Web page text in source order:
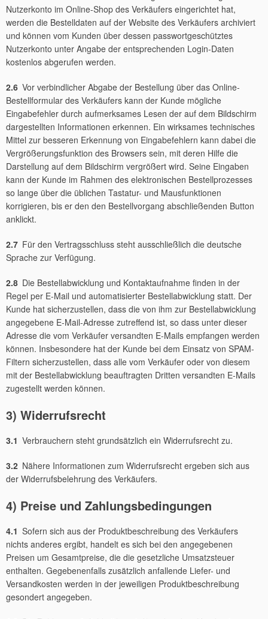
Nutzerkonto im Online-Shop des Verkäufers eingerichtet hat,
werden die Bestelldaten auf der Website des Verkäufers archiviert
und können vom Kunden über dessen passwortgeschütztes
Nutzerkonto unter Angabe der entsprechenden Login-Daten
kostenlos abgerufen werden.
2.6 Vor verbindlicher Abgabe der Bestellung über das Online-
Bestellformular des Verkäufers kann der Kunde mögliche
Eingabefehler durch aufmerksames Lesen der auf dem Bildschirm
dargestellten Informationen erkennen. Ein wirksames technisches
Mittel zur besseren Erkennung von Eingabefehlern kann dabei die
Vergrößerungsfunktion des Browsers sein, mit deren Hilfe die
Darstellung auf dem Bildschirm vergrößert wird. Seine Eingaben
kann der Kunde im Rahmen des elektronischen Bestellprozesses
so lange über die üblichen Tastatur- und Mausfunktionen
korrigieren, bis er den den Bestellvorgang abschließenden Button
anklickt.
2.7 Für den Vertragsschluss steht ausschließlich die deutsche
Sprache zur Verfügung.
2.8 Die Bestellabwicklung und Kontaktaufnahme finden in der
Regel per E-Mail und automatisierter Bestellabwicklung statt. Der
Kunde hat sicherzustellen, dass die von ihm zur Bestellabwicklung
angegebene E-Mail-Adresse zutreffend ist, so dass unter dieser
Adresse die vom Verkäufer versandten E-Mails empfangen werden
können. Insbesondere hat der Kunde bei dem Einsatz von SPAM-
Filtern sicherzustellen, dass alle vom Verkäufer oder von diesem
mit der Bestellabwicklung beauftragten Dritten versandten E-Mails
zugestellt werden können.
3) Widerrufsrecht
3.1 Verbrauchern steht grundsätzlich ein Widerrufsrecht zu.
3.2 Nähere Informationen zum Widerrufsrecht ergeben sich aus
der Widerrufsbelehrung des Verkäufers.
4) Preise und Zahlungsbedingungen
4.1 Sofern sich aus der Produktbeschreibung des Verkäufers
nichts anderes ergibt, handelt es sich bei den angegebenen
Preisen um Gesamtpreise, die die gesetzliche Umsatzsteuer
enthalten. Gegebenenfalls zusätzlich anfallende Liefer- und
Versandkosten werden in der jeweiligen Produktbeschreibung
gesondert angegeben.